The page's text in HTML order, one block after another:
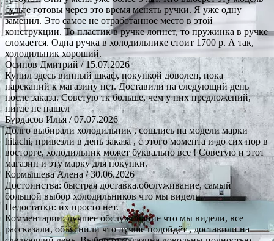
будьте готовы через это время менять ручки. Я уже одну
заменил. Это самое не отработанное место в этой
конструкции. То пластик в ручке лопнет, то пружинка в ручке
сломается. Одна ручка в холодильнике стоит 1700 р. А так,
холодильник хороший.
Осипов Дмитрий/ 15.07.2026
Купил здесь винный шкаф, покупкой доволен, пока
нареканий к магазину нет. Доставили на следующий день
после заказа. Советую тк больше, чем у них предложений,
нигде не нашёл
Бурдасов Илья/ 07.07.2026
Долго выбирали холодильник , сошлись на модели марки
hitachi, привезли в день заказа , с этого момента и до сих пор в
восторге, холодильник может буквально все ! Советую и этот
магазин и эту марку для покупки.
Кормышева Алена/ 30.06.2026
Достоинства: быстрая доставка.обслуживание, самый
большой выбор холодильников что мы видели.
Недостатки: их просто нет.
Комментарии: лучшее обслуживание что мы видели, все
рассказали, объяснили что лучше подойдёт , доставили на